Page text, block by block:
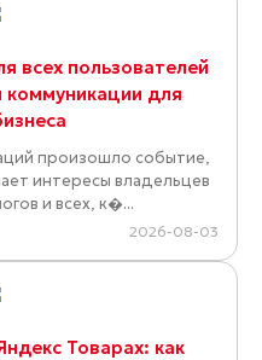
всех пользователей
для
произошло событие,
интересы владельцев
и всех, к�...
2026-08-03
Товарах: как